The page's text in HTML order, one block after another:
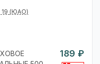
(ЮАО)
189 ₽